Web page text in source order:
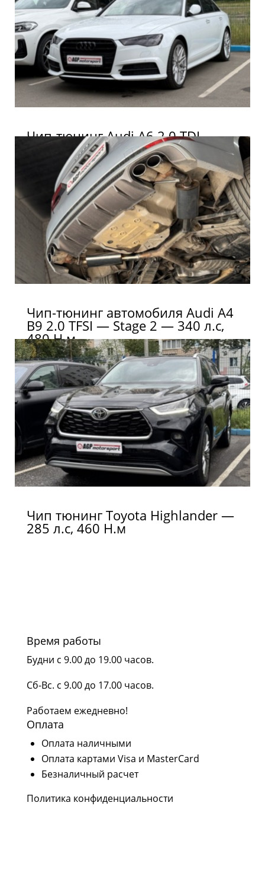
Чип-тюнинг Audi A6 2.0 TDI
Чип-тюнинг автомобиля Audi A4
B9 2.0 TFSI — Stage 2 — 340 л.с,
480 Н.м.
Чип тюнинг Toyota Highlander —
285 л.с, 460 Н.м
Время работы
Будни с 9.00 до 19.00 часов.
Сб-Вс. с 9.00 до 17.00 часов.
Работаем ежедневно!
Оплата
Оплата наличными
Оплата картами Visa и MasterCard
Безналичный расчет
Политика конфиденциальности